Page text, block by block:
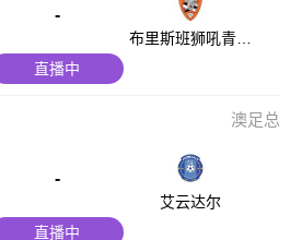
-
布里斯班狮吼青年
直播中
澳足总
-
艾云达尔
直播中